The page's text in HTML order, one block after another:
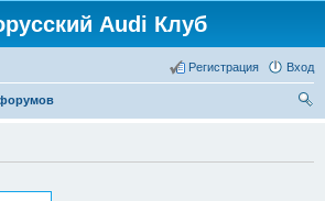
Audi Клуб
Вход
Регистрация